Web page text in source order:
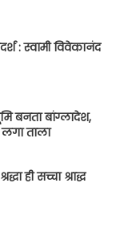
: स्वामी विवेकानंद
बनता बांग्लादेश,
ताला
ही सच्चा श्राद्ध